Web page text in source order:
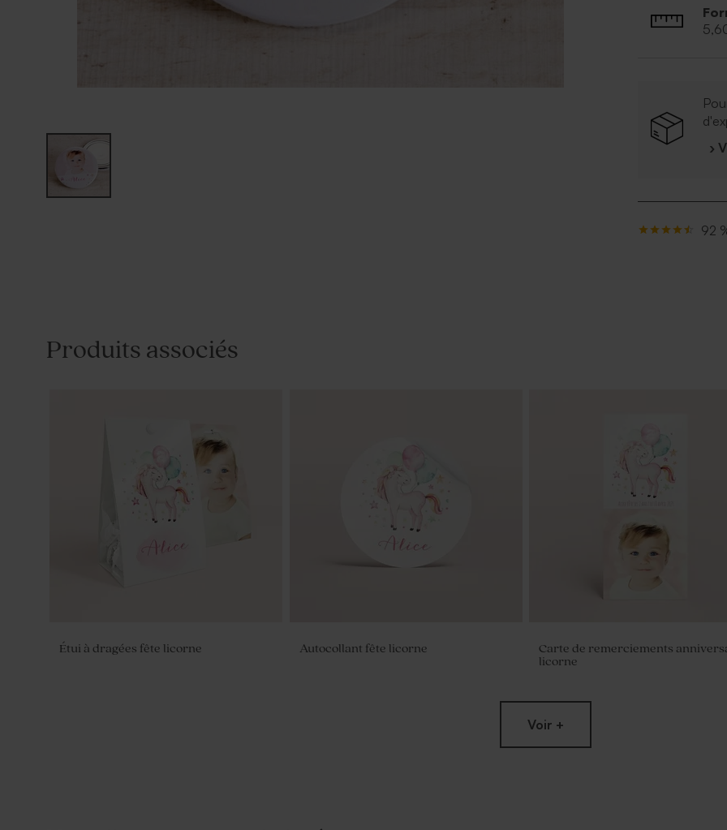
›
92
Produits associés
Étui à dragées fête licorne Autocollant fête licorne
Carte de remerciements
licorne
Voir +